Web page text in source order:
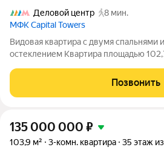
Деловой центр
8 мин.
МФК Capital Towers
Видовая квартира с двумя спальнями
остеклением Квартира площадью
Towers. Панорамные окна открывают
парк «Красная Пресня» и Москва-Сити.
Позвонить
135 000 000 ₽
103,9 м² 3-комн. квартира 35 этаж из